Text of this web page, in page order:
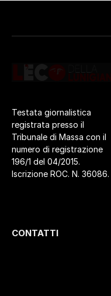
Testata giornalistica
registrata presso il
Tribunale di Massa con il
numero di registrazione
196/1 del 04/2015.
Iscrizione ROC. N. 36086.
CONTATTI